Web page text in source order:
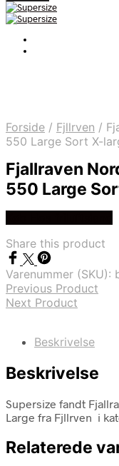
Forside / Fjllrven /
550 Large Sort X-
Fjallraven
550 Large
Share this product
Varenummer (SKU):
Previous Product
Next Product
Beskrivelse
Beskrivelse
Supersize fandt
Large fra Fjllrven i
Relaterede